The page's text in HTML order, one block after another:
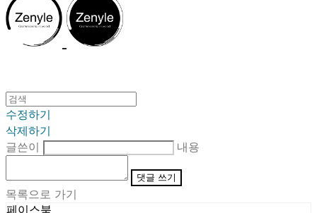
수정하기
삭제하기
글쓴이
내용
댓글 쓰기
목록으로 가기
페이스북